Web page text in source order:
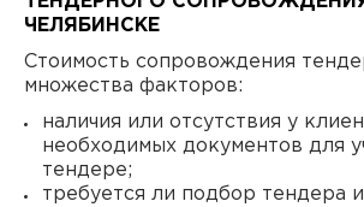
ЧЕЛЯБИНСКЕ
Стоимость сопровождения
множества факторов:
наличия или отсутствия у
необходимых документов для
тендере;
требуется ли подбор тендера